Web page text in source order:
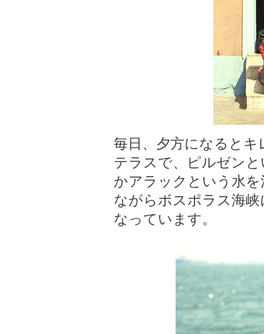
毎日、夕方になると
テラスで、ピルゼン
かアラックという水
ながらボスポラス海
なっています。